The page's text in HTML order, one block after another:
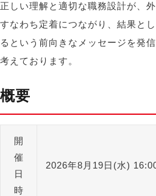
正しい理解と適切な職務設計が、
すなわち定着につながり、結果と
るという前向きなメッセージを発
考えております。
概要
開
催
日
時
2026年8月19日(水)